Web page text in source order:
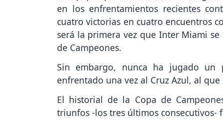
en los enfrentamientos recientes
cuatro victorias en cuatro encuentros
será la primera vez que Inter Miami
de Campeones.
Sin embargo, nunca ha jugado
enfrentado una vez al Cruz Azul, al
El historial de la Copa de
triunfos -los tres últimos consecutivos-